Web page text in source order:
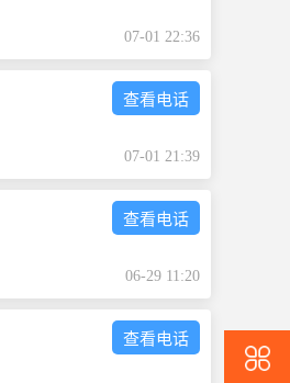
07-01 22:36
查看电话
07-01 21:39
查看电话
06-29 11:20
查看电话